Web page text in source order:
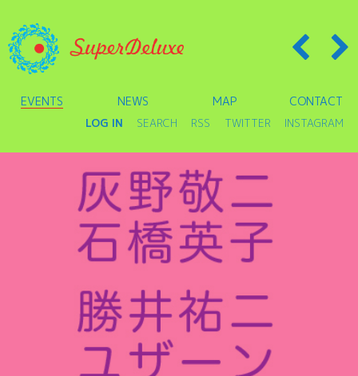
EVENTS NEWS MAP CONTACT
LOG IN SEARCH RSS TWITTER INSTAGRAM